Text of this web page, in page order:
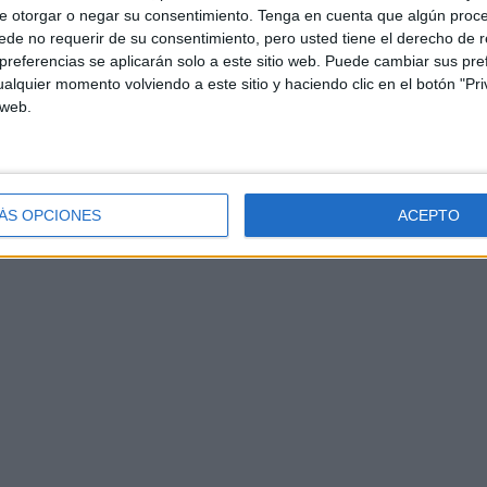
otorgar o negar su consentimiento. Tenga en cuenta que algún
no requerir de su consentimiento, pero usted tiene el derecho de
se aplicarán solo a este sitio web. Puede cambiar sus
momento volviendo a este sitio y haciendo clic en el botón
OPCIONES ACEPTO
de sus clientes y desea agradecer a todos ellos,
en Noor y Ramia y su inestimable apoyo a lo
del siempre fiel cliente directo, Noor y Ramia
a cuarteles, a centros de menores, residencias,
establecimientos de restauración y